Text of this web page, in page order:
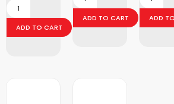
ADD TO CART
ADD TO CART ADD